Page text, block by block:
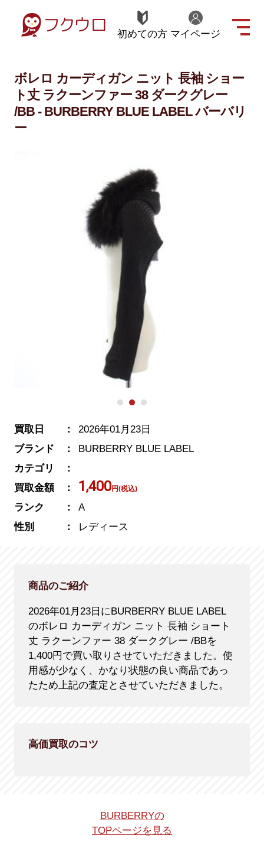
初めての方 マイページ
ボレロ カーディガン ニット 長袖 ショー
ト丈 ラクーンファー 38 ダークグレー
/BB - BURBERRY BLUE LABEL バーバリ
ー
買取日
2026年01月23日
ブランド
BURBERRY BLUE LABEL
カテゴリ
買取金額
1,400円(税込)
ランク
A
性別
レディース
商品のご紹介
2026年01月23日にBURBERRY BLUE LABEL
のボレロ カーディガン ニット 長袖 ショート
丈 ラクーンファー 38 ダークグレー /BBを
1,400円で買い取りさせていただきました。使
用感が少なく、かなり状態の良い商品であっ
たため上記の査定とさせていただきました。
高価買取のコツ
BURBERRYの
TOPページを見る